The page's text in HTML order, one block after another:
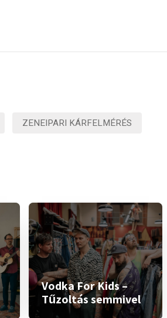
ZENEIPARI KÁRFELMÉRÉS
Vodka For Kids –
Tűzoltás semmivel